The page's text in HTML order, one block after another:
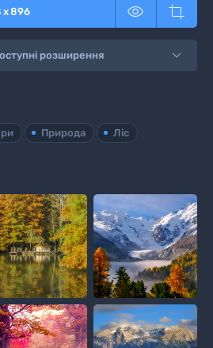
x896  
розширення
Природа Ліс